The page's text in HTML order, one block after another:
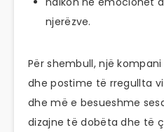
njerëzve.
Për shembull, një
dhe postime të rregullta
dhe më e besueshme
dizajne të dobëta dhe të